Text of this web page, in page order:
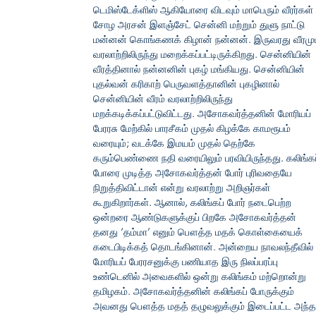
டெமிஸ்டேக்ளிஸ் ஆகியோரை விடவும் மாபெரும் வீரர்கள்
சோழ அரசன் இளஞ்சேட் சென்னி மற்றும் துளு நாட்டு
மன்னன் கொங்கணக் கிழான் நன்னன். இருவரது
வரலாற்றிலிருந்து மறைக்கப்பட்டிருக்கிறது. சென்னியின்
வீரத்தினால் நன்னனின் புகழ் மங்கியது. சென்னியின்
புதல்வன் கரிகாற் பெருவளத்தானின் புகழினால்
சென்னியின் வீரம் வரலாற்றிலிருந்து
மறக்கடிக்கப்பட்டுவிட்டது. அசோகவர்த்தனின் மோரியப்
பேரரசு மேற்கில் பாரசீகம் முதல் கிழக்கே காமரூபம்
வரையும்; வடக்கே இமயம் முதல் தெற்கே
கரும்பெண்ணை நதி வரையிலும் பரவியிருந்தது.
போரை முடித்த அசோகவர்த்தன் போர் புரிவதையே
நிறுத்திவிட்டான் என்று வரலாற்று அறிஞர்கள்
கூறுகிறார்கள். ஆனால், கலிங்கப் போர் நடைபெற்ற
ஒன்றரை ஆண்டுகளுக்குப் பிறகே அசோகவர்த்தன்
தனது ‘தம்மா’ எனும் பௌத்த மதக் கொள்கையைக்
கடைபிடிக்கத் தொடங்கினான். அன்றைய நாவலந்தீவில்
மோரியப் பேரரசனுக்கு பணியாத இரு நிலப்பரப்பு
உண்டெனில் அவைகளில் ஒன்று கலிங்கம் மற்றொன்று
தமிழகம். அசோகவர்த்தனின் கலிங்கப் போருக்கும்
அவனது பௌத்த மதத் தழுவலுக்கும் இடைப்பட்ட அந்த